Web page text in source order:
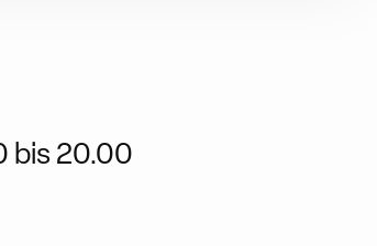
bis 20.00